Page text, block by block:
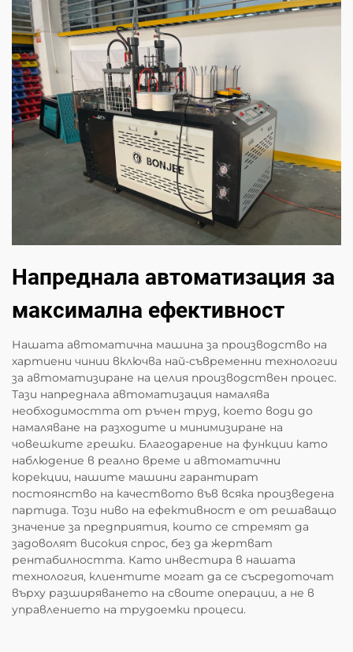
Напреднала автоматизация за
максимална ефективност
Нашата автоматична машина за производство на
хартиени чинии включва най-съвременни технологии
за автоматизиране на целия производствен процес.
Тази напреднала автоматизация намалява
необходимостта от ръчен труд, което води до
намаляване на разходите и минимизиране на
човешките грешки. Благодарение на функции като
наблюдение в реално време и автоматични
корекции, нашите машини гарантират
постоянство на качеството във всяка произведена
партида. Този ниво на ефективност е от решаващо
значение за предприятия, които се стремят да
задоволят високия спрос, без да жертват
рентабилността. Като инвестира в нашата
технология, клиентите могат да се съсредоточат
върху разширяването на своите операции, а не в
управлението на трудоемки процеси.